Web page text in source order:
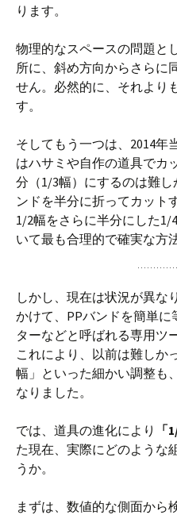
ります。
物理的なスペースの問題と
所に、斜め方向からさらに
せん。必然的に、それより
す。
そしてもう一つは、2014年
はハサミや自作の道具でカ
分（1/3幅）にするのは難
ンドを半分に折ってカット
1/2幅をさらに半分にした
いて最も合理的で確実な方
しかし、現在は状況が異な
かけて、PPバンドを簡単に
ターなどと呼ばれる専用ツ
これにより、以前は難しか
幅」といった細かい調整も
なりました。
では、道具の進化により
た現在、実際にどのような
うか。
まずは、数値的な側面から